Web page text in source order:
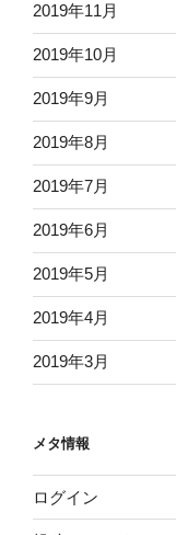
2019年11月
2019年10月
2019年9月
2019年8月
2019年7月
2019年6月
2019年5月
2019年4月
2019年3月
メタ情報
ログイン